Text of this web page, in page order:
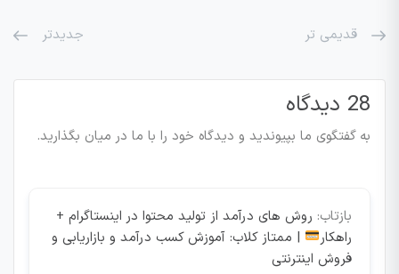
قدیمی تر جدیدتر
28 دیدگاه
به گفتگوی ما بپیوندید و دیدگاه خود را با ما در میان بگذارید.
بازتاب: روش های درآمد از تولید محتوا در اینستاگرام +
راهکار
| ممتاز کلاب: آموزش کسب درآمد و بازاریابی و
فروش اینترنتی